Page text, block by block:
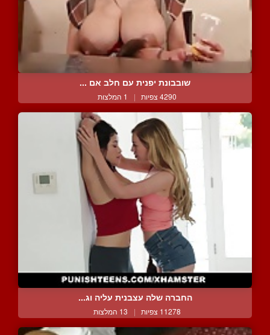
שובבונת יפנית עם חלב אם ...
4290 צפיות | 1 המלצות
החברה שלה עצבנית עליה וג...
11278 צפיות | 13 המלצות